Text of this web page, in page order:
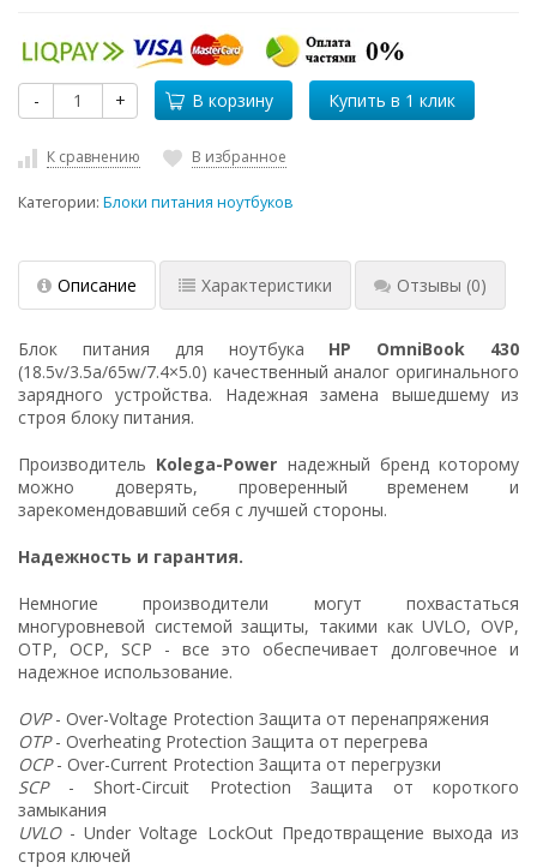
- + В корзину
К сравнению В избранное
Категории: Блоки питания ноутбуков
Описание Характеристики Отзывы (0)
Блок питания для ноутбука HP OmniBook 430
(18.5v/3.5a/65w/7.4×5.0) качественный аналог оригинального
зарядного устройства. Надежная замена вышедшему из
строя блоку питания.
Производитель Kolega-Power надежный бренд которому
можно доверять, проверенный временем и
зарекомендовавший себя с лучшей стороны.
Надежность и гарантия.
Немногие производители могут похвастаться
многуровневой системой защиты, такими как UVLO, OVP,
OTP, OCP, SCP - все это обеспечивает долговечное и
надежное использование.
OVP- Over-Voltage Protection Защита от перенапряжения
OTP- Overheating Protection Защита от перегрева
OCP- Over-Current Protection Защита от перегрузки
SCP- Short-Circuit Protection Защита от короткого
замыкания
UVLO- Under Voltage LockOut Предотвращение выхода из
строя ключей